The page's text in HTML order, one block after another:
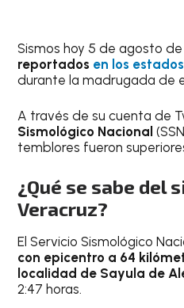
Sismos hoy 5 de agosto
reportados en los
durante la madrugada de
A través de su cuenta de
Sismológico Nacional
temblores fueron
¿Qué se sabe del
Veracruz?
El Servicio Sismológico
con epicentro a 64
localidad de Sayula de
2:47 horas.